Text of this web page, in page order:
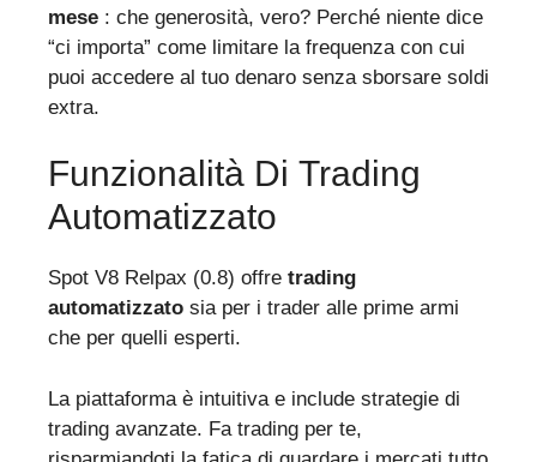
mese : che generosità, vero? Perché niente dice
“ci importa” come limitare la frequenza con cui
puoi accedere al tuo denaro senza sborsare soldi
extra.
Funzionalità Di Trading
Automatizzato
Spot V8 Relpax (0.8) offre trading
automatizzato sia per i trader alle prime armi
che per quelli esperti.
La piattaforma è intuitiva e include strategie di
trading avanzate. Fa trading per te,